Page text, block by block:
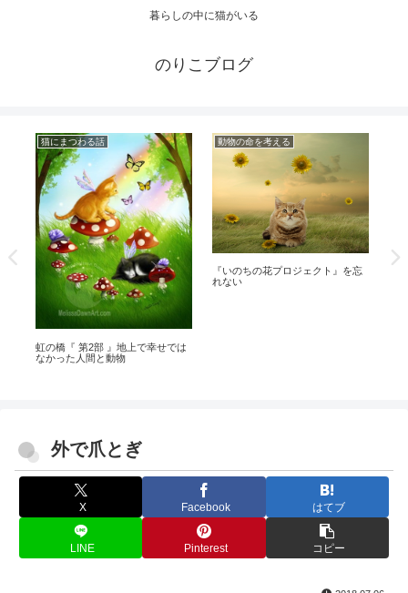
暮らしの中に猫がいる
のりこブログ
猫にまつわる話
虹の橋『 第2部 』地上で幸せでは
なかった人間と動物
動物の命を考える
『いのちの花プロジェクト』を忘
れない
猫
外で爪とぎ
X Facebook はてブ
LINE Pinterest コピー